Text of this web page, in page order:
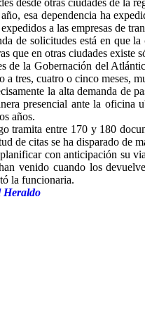
esa dependencia ha
a las empresas de
de solicitudes está en que
que en otras ciudades existe
de la Gobernación del
a tres, cuatro o cinco meses,
la alta demanda de
presencial ante la
años.
tramita entre 170 y 180
de citas se ha disparado de
con anticipación su
venido cuando los
la funcionaria.
Heraldo